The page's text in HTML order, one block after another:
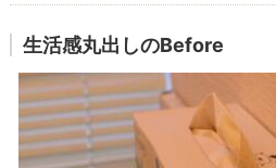
生活感丸出しのBefore